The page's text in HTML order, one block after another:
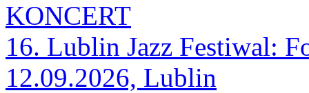
KONCERT
16. Lublin Jazz Festiwal:
12.09.2026, Lublin